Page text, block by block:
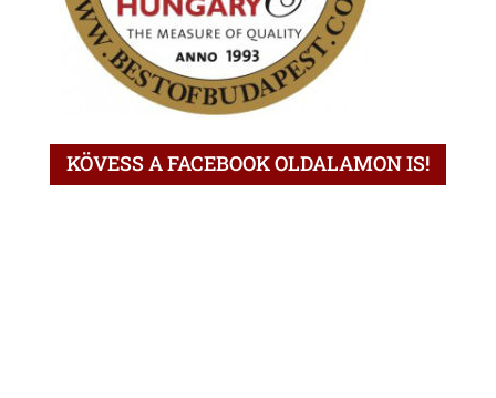
KÖVESS A FACEBOOK OLDALAMON IS!